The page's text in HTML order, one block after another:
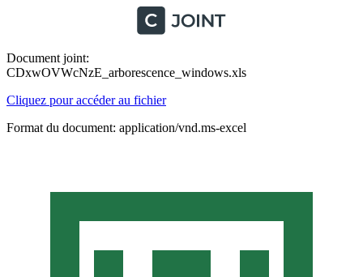
Document joint:
CDxwOVWcNzE_arborescence_windows.xls
Cliquez pour accéder au fichier
Format du document: application/vnd.ms-excel